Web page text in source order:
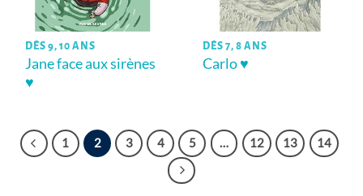
DÈS 9, 10 ANS
Jane face aux sirènes
♥
DÈS 7, 8 ANS
Carlo ♥
1 2 3 4 5 … 12 13 14